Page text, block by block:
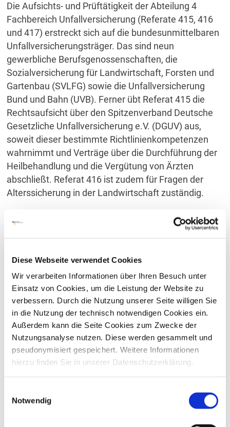
Diese Webseite verwendet Cookies
Wir verarbeiten Informationen über Ihren Besuch unter
Einsatz von Cookies, um die Leistung der Website zu
verbessern. Durch die Nutzung unserer Seite willigen Sie
in die Nutzung der technisch notwendigen Cookies ein.
Außerdem kann die Seite Cookies zum Zwecke der
Nutzungsanalyse nutzen. Diese werden gesammelt und
pseudonymisiert gespeichert. Weitere Informationen
hierzu finden Sie in unserer Datenschutzerklärung.
Notwendig
Die Aufsichts- und Prüftätigkeit der Abteilung 4
Fachbereich Unfallversicherung (Referate 415, 416
und 417) erstreckt sich auf die bundesunmittelbaren
Unfallversicherungsträger. Das sind neun
gewerbliche Berufsgenossenschaften, die
Sozialversicherung für Landwirtschaft, Forsten und
Gartenbau (SVLFG) sowie die Unfallversicherung
Bund und Bahn (UVB). Ferner übt Referat 415 die
Rechtsaufsicht über den Spitzenverband Deutsche
Gesetzliche Unfallversicherung e.V. (DGUV) aus,
soweit dieser bestimmte Richtlinienkompetenzen
wahrnimmt und Verträge über die Durchführung der
Heilbehandlung und die Vergütung von Ärzten
abschließt. Referat 416 ist zudem für Fragen der
Alterssicherung in der Landwirtschaft zuständig.
Referat 411: Grundsatzfragen der
Rentenversicherung,
Rentenüberleitungsrecht,
Künstlersozialversicherung und
Arbeitgeberprüfung
Grundsatzfragen des
Rentenversicherungsrechts, des
Rentenüberleitungsrechts, des
Künstlersozialversicherungsgesetzes,
zu den Arbeitgeberprüfungen gemäß §
Statusfeststellungsverfahren nach § 7a
SGB IV, zur Seemannskasse und zur
Referat 412: Aufsichtsprüfung der
Rentenversicherungsträger
Systematische Aufsichtsprüfungen bei
der Deutschen Rentenversicherung
Rentenversicherung Knappschaft-Bahn-
See, der Künstlersozialkasse, der
Referat 413: Rente, Knappschaftliche
Rente, Rehabilitation, Teilhabe und
Fremdrentenrecht
Referat 414: Internationales